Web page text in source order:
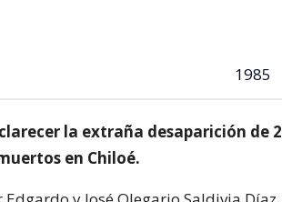
1985
la extraña desaparición de 2
en Chiloé.